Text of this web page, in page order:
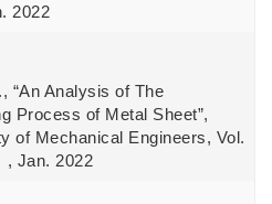
2022
“An Analysis of The
Process of Metal Sheet”,
of Mechanical Engineers, Vol.
, Jan. 2022